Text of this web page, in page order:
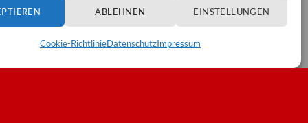
ABLEHNEN EINSTELLUNGEN
Cookie-RichtlinieDatenschutzImpressum